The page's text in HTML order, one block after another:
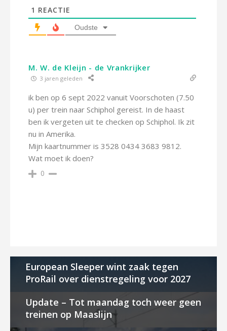
1 REACTIE
Oudste
M. W. de Kleijn - de Vrankrijker
3 jaren geleden
ik ben op 6 sept 2022 vanuit Voorschoten (7.50
u) per trein naar Schiphol gereist. In de haast
ben ik vergeten uit te checken op Schiphol. Ik zit
nu in Amerika.
Mijn kaartnummer is 3528 0434 3683 9812.
Wat moet ik doen?
0
European Sleeper wint zaak tegen
ProRail over dienstregeling voor 2027
Update – Tot maandag toch weer geen
treinen op Maaslijn